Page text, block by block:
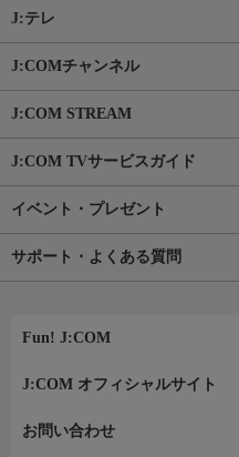
J:テレ
J:COMチャンネル
J:COM STREAM
J:COM TVサービスガイド
イベント・プレゼント
サポート・よくある質問
Fun! J:COM
J:COM オフィシャルサイト
お問い合わせ